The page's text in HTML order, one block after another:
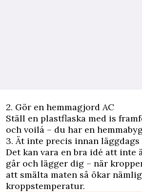
2. Gör en hemmagjord AC
Ställ en plastflaska med is
och voilá – du har en
3. Ät inte precis innan läggdags
Det kan vara en bra idé att inte
går och lägger dig – när
att smälta maten så ökar
kroppstemperatur.